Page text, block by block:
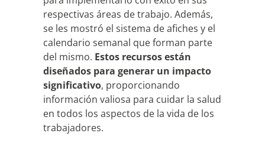
respectivas áreas de trabajo. Además,
se les mostró el sistema de afiches y el
calendario semanal que forman parte
del mismo. Estos recursos están
diseñados para generar un impacto
significativo, proporcionando
información valiosa para cuidar la salud
en todos los aspectos de la vida de los
trabajadores.